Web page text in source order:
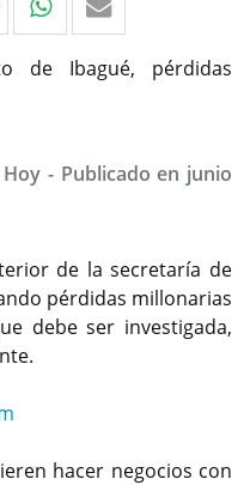
de Ibagué, pérdidas
- Publicado en junio
de la secretaría de
pérdidas millonarias
debe ser investigada,
hacer negocios con